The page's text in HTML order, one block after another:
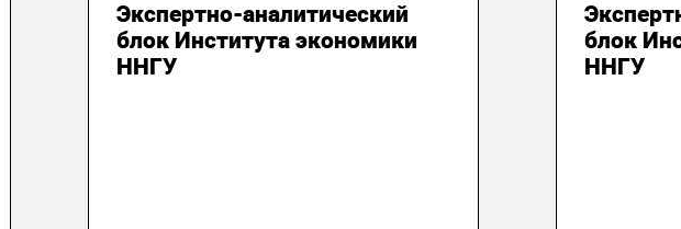
Экспертно-аналитический
блок Института экономики
ННГУ
блок
ННГУ